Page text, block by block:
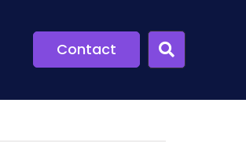
Contact